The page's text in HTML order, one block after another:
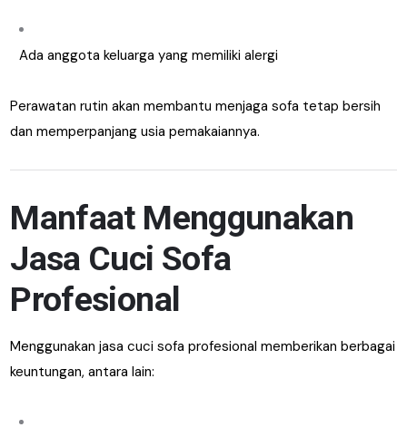
Ada anggota keluarga yang memiliki alergi
Perawatan rutin akan membantu menjaga sofa tetap bersih
dan memperpanjang usia pemakaiannya.
Manfaat Menggunakan
Jasa Cuci Sofa
Profesional
Menggunakan jasa cuci sofa profesional memberikan berbagai
keuntungan, antara lain: